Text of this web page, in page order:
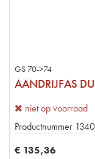
GS 70->74
AANDRIJFAS
niet op voorraad
Productnummer
€ 135,36